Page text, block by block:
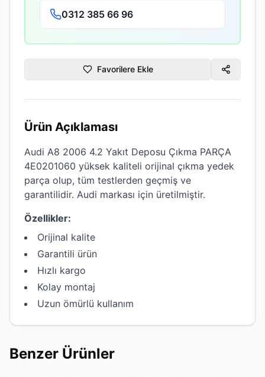
0312 385 66 96
Favorilere Ekle
Ürün Açıklaması
Audi A8 2006 4.2 Yakıt Deposu Çıkma PARÇA
4E0201060 yüksek kaliteli orijinal çıkma yedek
parça olup, tüm testlerden geçmiş ve
garantilidir. Audi markası için üretilmiştir.
Özellikler:
Orijinal kalite
Garantili ürün
Hızlı kargo
Kolay montaj
Uzun ömürlü kullanım
Benzer Ürünler